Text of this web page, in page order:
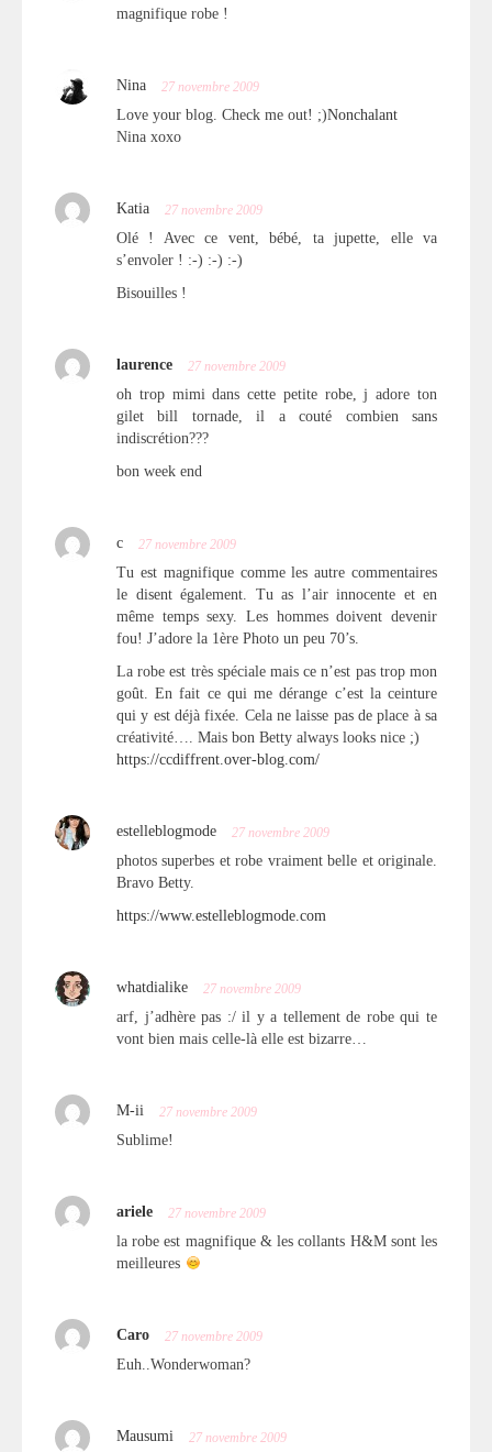
magnifique robe !
Nina 27 novembre 2009
Love your blog. Check me out! ;)Nonchalant
Nina xoxo
Katia 27 novembre 2009
Olé ! Avec ce vent, bébé, ta jupette, elle va
s’envoler ! :-) :-) :-)
Bisouilles !
laurence 27 novembre 2009
oh trop mimi dans cette petite robe, j adore ton
gilet bill tornade, il a couté combien sans
indiscrétion???
bon week end
c 27 novembre 2009
Tu est magnifique comme les autre commentaires
le disent également. Tu as l’air innocente et en
même temps sexy. Les hommes doivent devenir
fou! J’adore la 1ère Photo un peu 70’s.
La robe est très spéciale mais ce n’est pas trop mon
goût. En fait ce qui me dérange c’est la ceinture
qui y est déjà fixée. Cela ne laisse pas de place à sa
créativité…. Mais bon Betty always looks nice ;)
https://ccdiffrent.over-blog.com/
estelleblogmode 27 novembre 2009
photos superbes et robe vraiment belle et originale.
Bravo Betty.
https://www.estelleblogmode.com
whatdialike 27 novembre 2009
arf, j’adhère pas :/ il y a tellement de robe qui te
vont bien mais celle-là elle est bizarre…
M-ii 27 novembre 2009
Sublime!
ariele 27 novembre 2009
la robe est magnifique & les collants H&M sont les
meilleures
Caro 27 novembre 2009
Euh..Wonderwoman?
Mausumi 27 novembre 2009